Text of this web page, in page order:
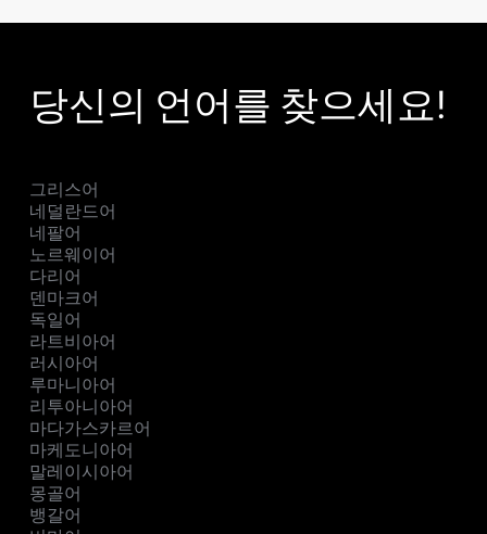
당신의 언어를 찾으세요!
그리스어
네덜란드어
네팔어
노르웨이어
다리어
덴마크어
독일어
라트비아어
러시아어
루마니아어
리투아니아어
마다가스카르어
마케도니아어
말레이시아어
몽골어
뱅갈어